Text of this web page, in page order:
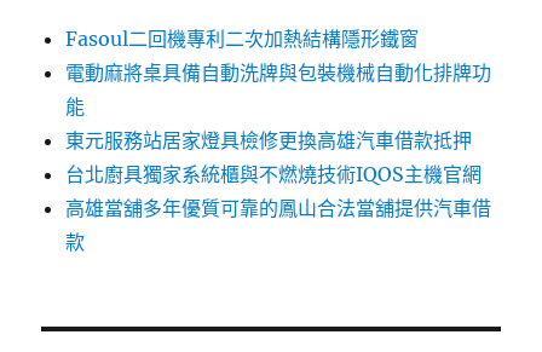
Fasoul二回機專利二次加熱結構隱形鐵窗
電動麻將桌具備自動洗牌與包裝機械自動化排牌功
能
東元服務站居家燈具檢修更換高雄汽車借款抵押
台北廚具獨家系統櫃與不燃燒技術IQOS主機官網
高雄當舖多年優質可靠的鳳山合法當舖提供汽車借
款